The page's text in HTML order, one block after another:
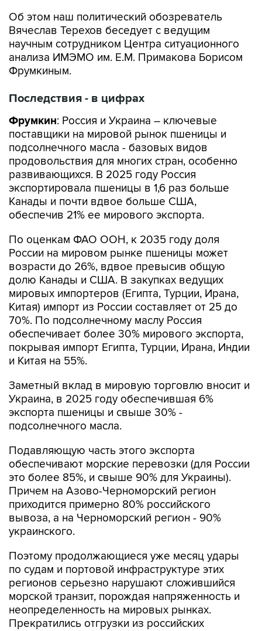
Об этом наш политический обозреватель
Вячеслав Терехов беседует с ведущим
научным сотрудником Центра ситуационного
анализа ИМЭМО им. Е.М. Примакова Борисом
Фрумкиным.
Последствия - в цифрах
Фрумкин: Россия и Украина – ключевые
поставщики на мировой рынок пшеницы и
подсолнечного масла - базовых видов
продовольствия для многих стран, особенно
развивающихся. В 2025 году Россия
экспортировала пшеницы в 1,6 раз больше
Канады и почти вдвое больше США,
обеспечив 21% ее мирового экспорта.
По оценкам ФАО ООН, к 2035 году доля
России на мировом рынке пшеницы может
возрасти до 26%, вдвое превысив общую
долю Канады и США. В закупках ведущих
мировых импортеров (Египта, Турции, Ирана,
Китая) импорт из России составляет от 25 до
70%. По подсолнечному маслу Россия
обеспечивает более 30% мирового экспорта,
покрывая импорт Египта, Турции, Ирана, Индии
и Китая на 55%.
Заметный вклад в мировую торговлю вносит и
Украина, в 2025 году обеспечившая 6%
экспорта пшеницы и свыше 30% -
подсолнечного масла.
Подавляющую часть этого экспорта
обеспечивают морские перевозки (для России
это более 85%, и свыше 90% для Украины).
Причем на Азово-Черноморский регион
приходится примерно 80% российского
вывоза, а на Черноморский регион - 90%
украинского.
Поэтому продолжающиеся уже месяц удары
по судам и портовой инфраструктуре этих
регионов серьезно нарушают сложившийся
морской транзит, порождая напряженность и
неопределенность на мировых рынках.
Прекратились отгрузки из российских